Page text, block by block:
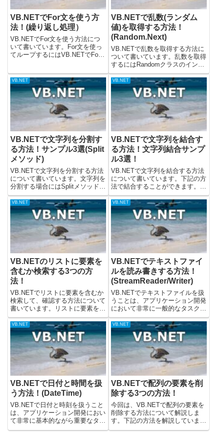
VB.NETでFor文を使う方
法！(繰り返し処理）
VB.NETでFor文を使う方法につ
いて書いています。For文を使っ
てループするにはVB.NETでFor
に、使うと効率的に処理すること
ができます。使用する基本的な方
法は以下の通りで...
VB.NETで乱数(ランダム
値)を取得する方法！
(Random.Next)
VB.NETで乱数を取得する方法に
ついて書いています。乱数を取得
するにはRandomクラスのインス
タンスを作って、Nextメソッド
を呼び出します。Randomクラス
の公式ドキュメントはこちらにあ
るので確認してみてください。乱
数を取得する(R...
VB.NET
VB.NETで文字列を分割す
る方法！サンプル3選(Split
メソッド)
VB.NETで文字列を分割する方法
について書いています。文字列を
分割する場合にはSplitメソッドを
呼んで分割すると良いです。まず
簡単にSplitメソッドについて解説
して、その後に3つのサンプルコ
ードを記載しました。載せている
コードについて...
VB.NET
VB.NETで文字列を結合す
る方法！文字列結合サンプ
ル3選！
VB.NETで文字列を結合する方法
について書いています。下記の方
法で結合することができます。・
+演算子を使う・Concatメソッド
を使う・Joinメソッドを使う(配
列の文字列を結合)載せているコ
ードについては、.Netのバージョ
ン7で動作を...
VB.NET
VB.NETのリストに要素を
含むか検索する3つの方
法！
VB.NETでリストに要素を含むか
検索して、確認する方法について
書いています。リストに要素を含
むか確認するときには、下記のメ
ソッドが使えます。・Containsメ
ソッド・IndexOfメソッド・
LastIndexOfメソッドContains...
VB.NET
VB.NETでテキストファイ
ルを読み書きする方法！
(StreamReader/Writer)
VB.NETでテキストファイルを扱
うことは、アプリケーション開発
において非常に一般的なタスクで
す。設定ファイルの読み込み、ロ
グの出力、データの保存と読み出
しなど、様々な場面でファイルの
読み書きが必要になります。
VB.NETではSystem....
VB.NET
VB.NETで日付と時間を扱
う方法！(DateTime)
VB.NETで日付と時刻を扱うこと
は、アプリケーション開発におい
て非常に基本的ながら重要なタス
クです。ユーザーからの入力処
VB.NET
VB.NETで配列の要素を削
除する3つの方法！
今回は、VB.NETで配列の要素を
削除する方法について解説しま
す。下記の方法を解説していま
す。・配列に空文字など、値をい